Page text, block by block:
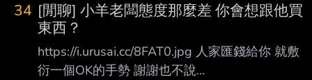
34 [閒聊] 小羊老闆態度那麼差 你會想跟他買
東西？
https://i.urusai.cc/8FAT0.jpg 人家匯錢給你 就敷
衍一個OK的手勢 謝謝也不說